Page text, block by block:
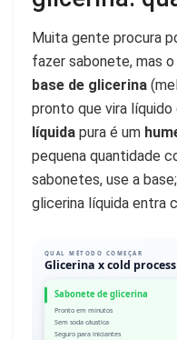
Muita gente procura
fazer sabonete, mas
base de glicerina
pronto que vira
líquida pura é um
pequena quantidade
sabonetes, use a
glicerina líquida entra
QUAL MÉTODO COMEÇAR
Glicerina x cold process
Sabonete de glicerina
Pronto em minutos
Sem soda cáustica
Seguro para iniciantes